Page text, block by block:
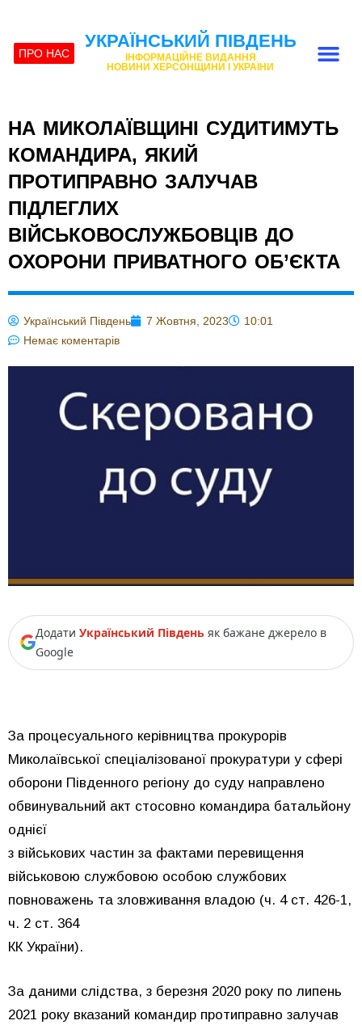
ПРО НАС
УКРАЇНСЬКИЙ ПІВДЕНЬ
ІНФОРМАЦІЙНЕ ВИДАННЯ
НОВИНИ ХЕРСОНЩИНИ І УКРАЇНИ
НА МИКОЛАЇВЩИНІ СУДИТИМУТЬ
КОМАНДИРА, ЯКИЙ
ПРОТИПРАВНО ЗАЛУЧАВ
ПІДЛЕГЛИХ
ВІЙСЬКОВОСЛУЖБОВЦІВ ДО
ОХОРОНИ ПРИВАТНОГО ОБ’ЄКТА
Український Південь 7 Жовтня, 2023
10:01
Немає коментарів
Додати Український Південь як бажане джерело в
Google
За процесуального керівництва прокурорів
Миколаївської спеціалізованої прокуратури у сфері
оборони Південного регіону до суду направлено
обвинувальний акт стосовно командира батальйону
однієї
з військових частин за фактами перевищення
військовою службовою особою службових
повноважень та зловживання владою (ч. 4 ст. 426-1,
ч. 2 ст. 364
КК України).
За даними слідства, з березня 2020 року по липень
2021 року вказаний командир протиправно залучав